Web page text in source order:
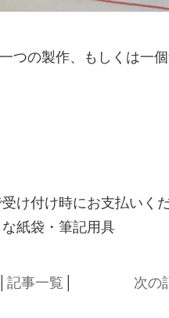
の製作、もしくは一
け付け時にお支払いく
紙袋・筆記用具
記事一覧 次の